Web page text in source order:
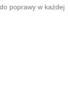
poprawy w każdej